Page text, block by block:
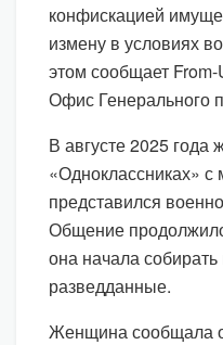
конфискацией
измену в условиях
этом сообщает
Офис Генерального
В августе 2025
«Одноклассниках»
представился
Общение
она начала
разведданные.
Женщина сообщала